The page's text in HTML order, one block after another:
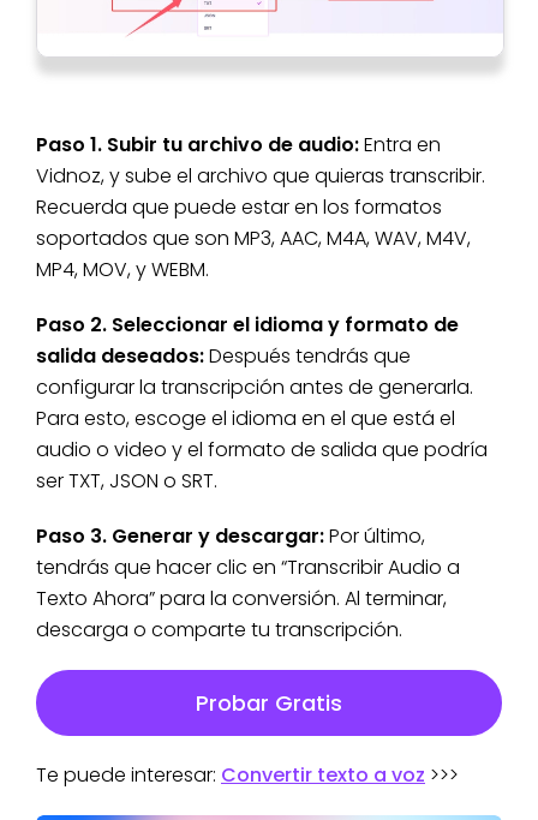
Paso 1. Subir tu archivo de audio:Entra en
Vidnoz, y sube el archivo que quieras transcribir.
Recuerda que puede estar en los formatos
soportados que son MP3, AAC, M4A, WAV, M4V,
MP4, MOV, y WEBM.
Paso 2. Seleccionar el idioma y formato de
salida deseados:Después tendrás que
configurar la transcripción antes de generarla.
Para esto, escoge el idioma en el que está el
audio o video y el formato de salida que podría
ser TXT, JSON o SRT.
Paso 3. Generar y descargar:Por último,
tendrás que hacer clic en “Transcribir Audio a
Texto Ahora” para la conversión. Al terminar,
descarga o comparte tu transcripción.
Probar Gratis
Te puede interesar: Convertir texto a voz >>>